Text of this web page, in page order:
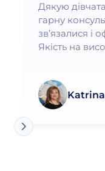
Дякую
гарну
зв’язалися і
Якість на
Katrina